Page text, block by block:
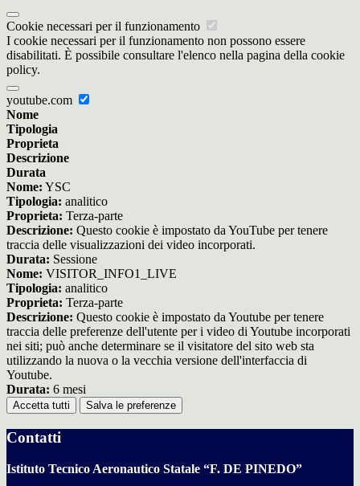
Cookie necessari per il funzionamento
I cookie necessari per il funzionamento non possono essere
disabilitati. È possibile consultare l'elenco nella pagina della cookie
policy.
youtube.com
Nome
Tipologia
Proprieta
Descrizione
Durata
Nome: YSC
Tipologia: analitico
Proprieta: Terza-parte
Descrizione: Questo cookie è impostato da YouTube per tenere
traccia delle visualizzazioni dei video incorporati.
Durata: Sessione
Nome: VISITOR_INFO1_LIVE
Tipologia: analitico
Proprieta: Terza-parte
Descrizione: Questo cookie è impostato da Youtube per tenere
traccia delle preferenze dell'utente per i video di Youtube incorporati
nei siti; può anche determinare se il visitatore del sito web sta
utilizzando la nuova o la vecchia versione dell'interfaccia di
Youtube.
Durata: 6 mesi
Accetta tutti Salva le preferenze
Contatti
Istituto Tecnico Aeronautico Statale “F. DE PINEDO”